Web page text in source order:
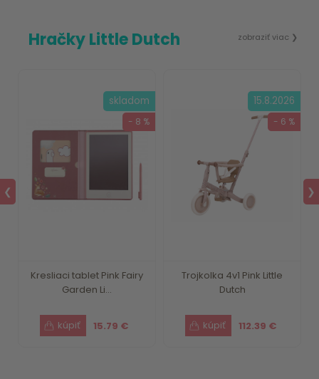
Hračky Little Dutch zobraziť viac ❯
❮
Kresliaci tablet Pink Fairy
Garden Li...
15.79 €
skladom
- 8 %
Trojkolka 4v1 Pink Little
Dutch
112.39 €
15.8.2026
- 6 %
❯